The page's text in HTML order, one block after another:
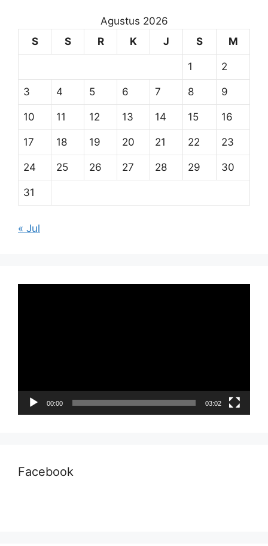
Agustus 2026
S
S R K J S M
1 2
3 4 5 6 7 8 9
10 11 12 13 14 15 16
17 18 19 20 21 22 23
24 25 26 27 28 29 30
31
« Jul
00:00 03:02
Facebook